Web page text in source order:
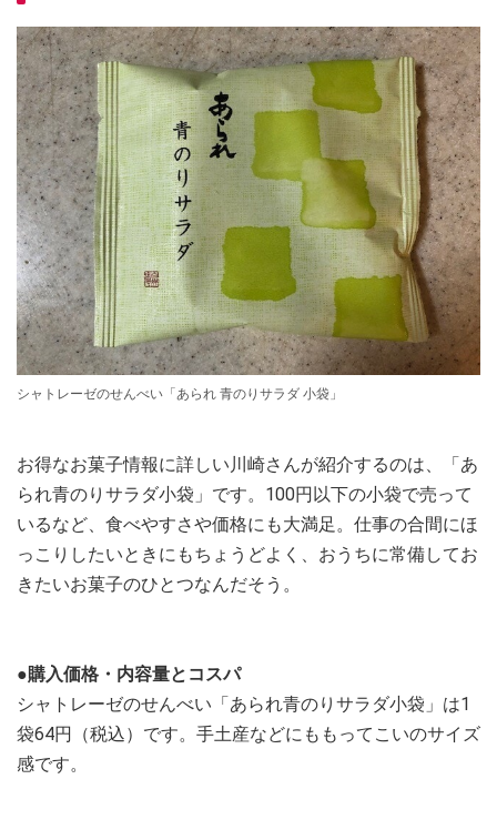
シャトレーゼのせんべい「あられ 青のりサラダ 小袋」
お得なお菓子情報に詳しい川崎さんが紹介するのは、「あ
られ青のりサラダ小袋」です。100円以下の小袋で売って
いるなど、食べやすさや価格にも大満足。仕事の合間にほ
っこりしたいときにもちょうどよく、おうちに常備してお
きたいお菓子のひとつなんだそう。
●購入価格・内容量とコスパ
シャトレーゼのせんべい「あられ青のりサラダ小袋」は1
袋64円（税込）です。手土産などにももってこいのサイズ
感です。